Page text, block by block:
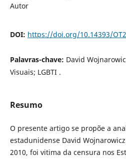
Autor
DOI: https://doi.org/10.14393/
Palavras-chave: David
Visuais; LGBTI .
Resumo
O presente artigo se propõe a
estadunidense David
2010, foi vitima da censura nos